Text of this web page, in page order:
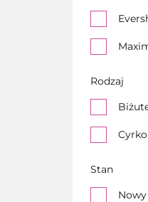
Rodzaj
Stan
Nowy